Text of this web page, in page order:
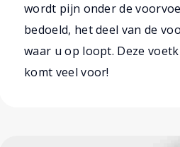
wordt pijn onder de
bedoeld, het deel van de
waar u op loopt. Deze
komt veel voor!